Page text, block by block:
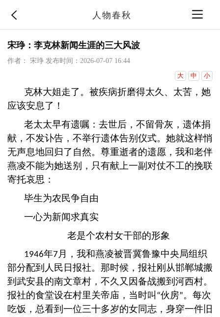
人物春秋
宋琤：李克林新闻生涯的三大风波
作者： 宋琤 发布时间：2026-07-07 16:44
大
中 小
克林大姐走了。被疾病折磨得太久、太苦，她
应该安息了！
老太太早有遗嘱：去世后，不留骨灰，遗体捐
献，不发讣告，不举行遗体告别仪式。她就这样悄
无声息地回归了自然。尊重逝者的遗愿，我和老伴
燕凌不能为她送别，只有献上一副对仗不工的挽联
寄托哀思：
毕生为农民争自由
一心为新闻求真实
老是个农村女干部的形象
1946年7 月，我和燕凌被晋冀鲁豫中央局组织
部分配到人民日报社。那时候，报社刚从邯郸城搬
到武安县的南文章村，不久又因备战搬到河西村。
报社的食堂设在村里关帝庙，当时叫 “伙房”。每次
吃饭，总看到一位三十多岁的女同志，身穿一件旧